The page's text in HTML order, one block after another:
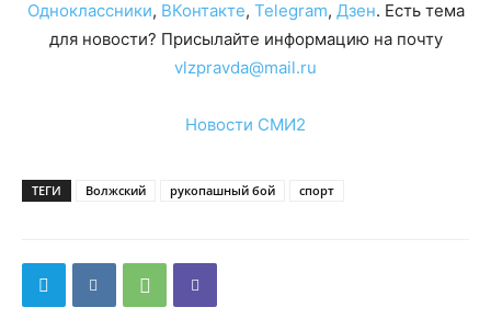
Одноклассники, ВКонтакте, Telegram, Дзен. Есть тема
для новости? Присылайте информацию на почту
vlzpravda@mail.ru
Новости СМИ2
ТЕГИ Волжский рукопашный бой спорт